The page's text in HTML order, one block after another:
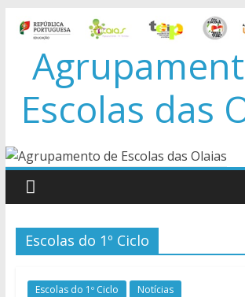
Skip
content
Escolas das
Escolas do 1º Ciclo
Escolas do 1º Ciclo Notícias